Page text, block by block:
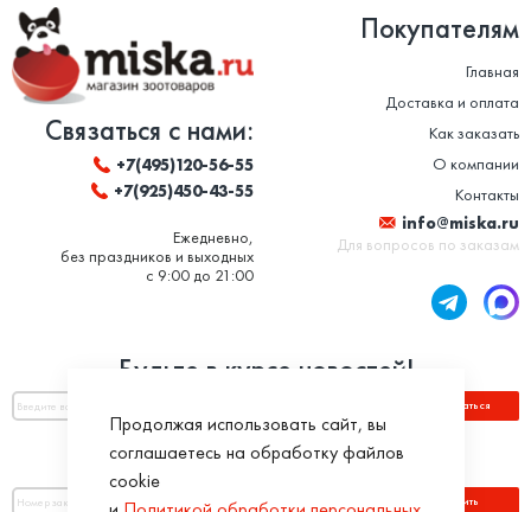
Связаться с нами:
+7(495)120-56-55
+7(925)450-43-55
Ежедневно,
без праздников и выходных
с 9:00 до 21:00
Покупателям
Главная
Доставка и оплата
Как заказать
О компании
Контакты
info@miska.ru
Для вопросов по заказам
Будьте в курсе новостей!
Подписаться
Оплатить по номеру заказа:
Оплатить
Продолжая использовать сайт, вы
соглашаетесь на обработку файлов
cookie